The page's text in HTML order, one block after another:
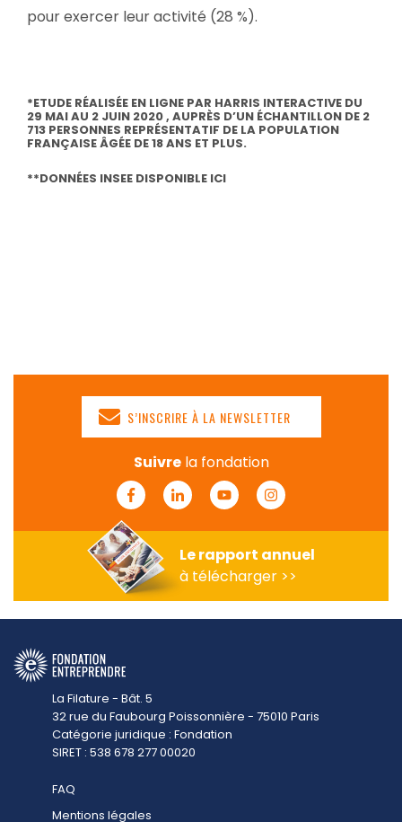
pour exercer leur activité (28 %).
*ETUDE RÉALISÉE EN LIGNE PAR HARRIS INTERACTIVE DU
29 MAI AU 2 JUIN 2020 , AUPRÈS D’UN ÉCHANTILLON DE 2
713 PERSONNES REPRÉSENTATIF DE LA POPULATION
FRANÇAISE ÂGÉE DE 18 ANS ET PLUS.
**DONNÉES INSEE DISPONIBLE ICI
S’INSCRIRE À LA NEWSLETTER
Suivrela fondation
FacebookLinkedinYoutubeInstagram
Le rapport annuel
à télécharger >>
La Filature - Bât. 5
32 rue du Faubourg Poissonnière - 75010 Paris
Catégorie juridique : Fondation
SIRET : 538 678 277 00020
FAQ
Mentions légales